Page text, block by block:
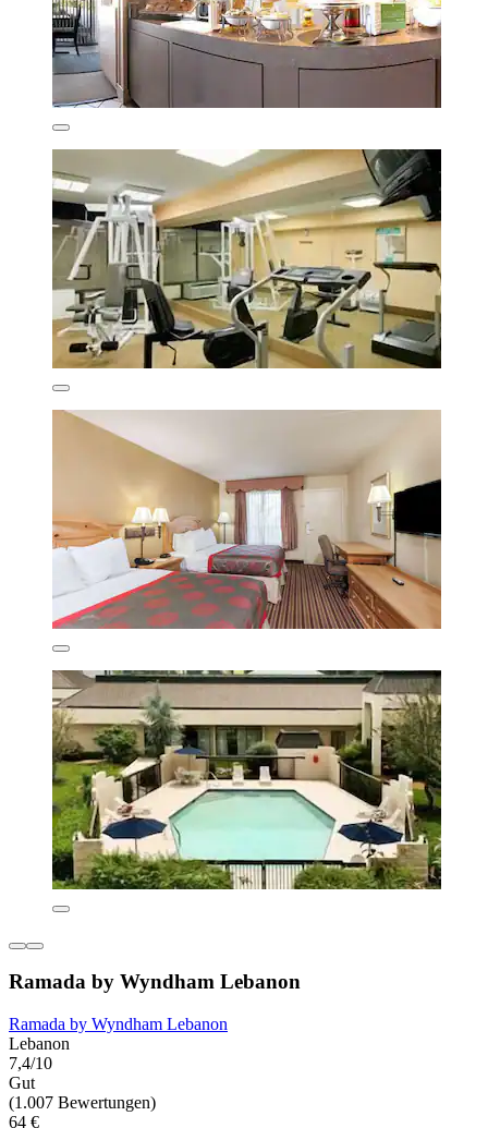
Ramada by Wyndham Lebanon
Ramada by Wyndham Lebanon
Lebanon
7,4/10
Gut
(1.007 Bewertungen)
64 €